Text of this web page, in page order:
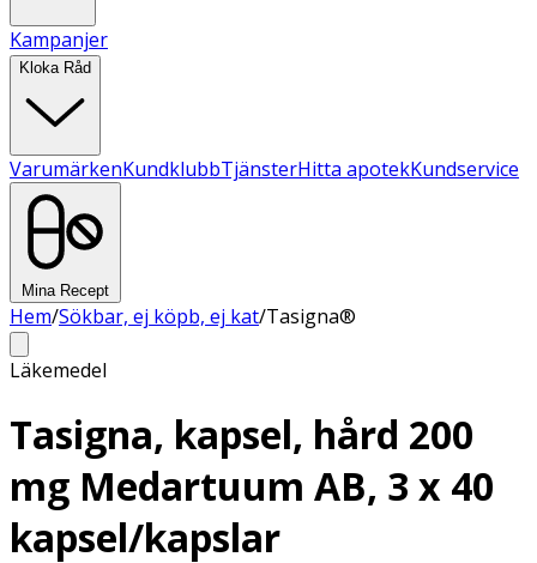
Kampanjer
Kloka Råd
VarumärkenKundklubbTjänsterHitta apotekKundservice
Mina Recept
Hem/Sökbar, ej köpb, ej kat/Tasigna®
Läkemedel
Tasigna, kapsel, hård 200
mg Medartuum AB, 3 x 40
kapsel/kapslar